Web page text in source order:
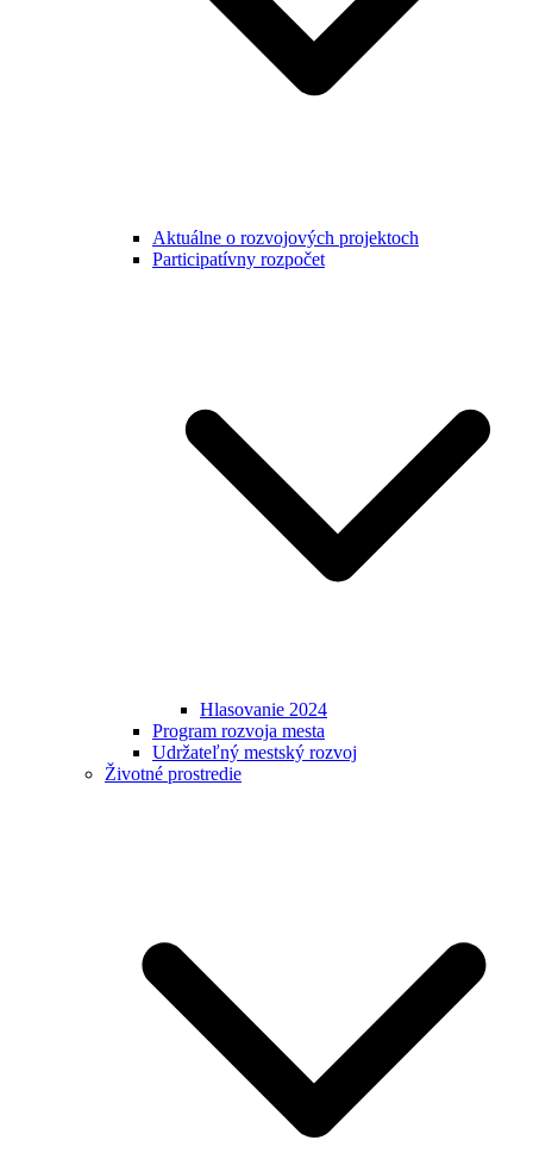
Aktuálne o rozvojových projektoch
Participatívny rozpočet
Hlasovanie 2024
Program rozvoja mesta
Udržateľný mestský rozvoj
Životné prostredie